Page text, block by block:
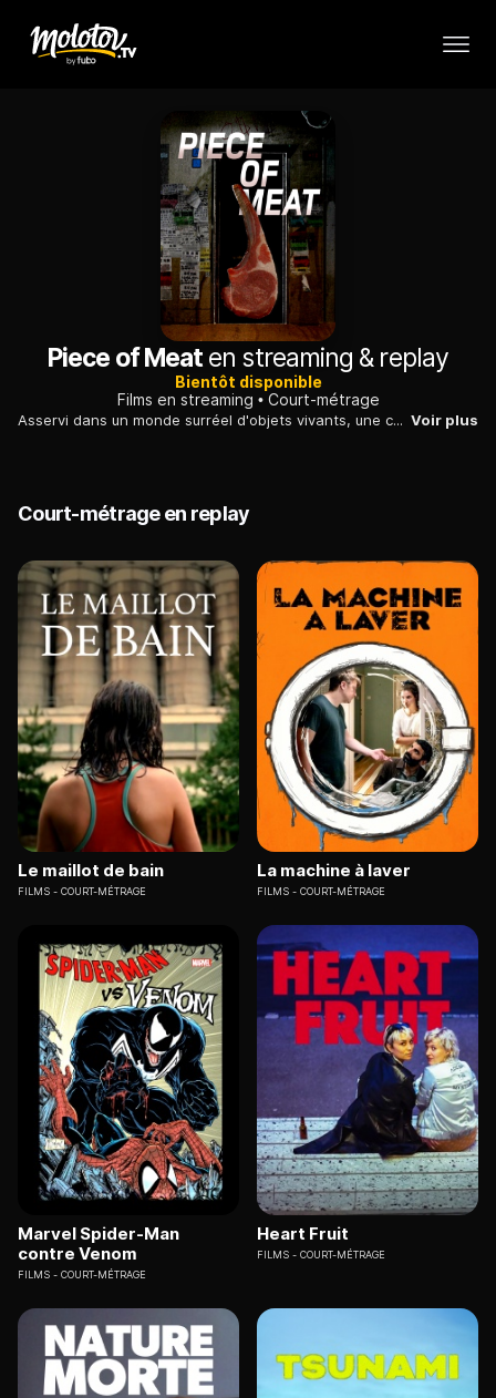
Piece of Meaten streaming & replay
Bientôt disponible
Films en streaming
Court-métrage
Asservi dans un monde surréel d'objets vivants, une côtelette d'agneau fait tout ce qu'elle peut pour joindre les deux bouts. Voir plus
Court-métrage en replay
Le maillot de bain
FILMS COURT-MÉTRAGE
La machine à laver
FILMS COURT-MÉTRAGE
Marvel Spider-Man
contre Venom
FILMS COURT-MÉTRAGE
Heart Fruit
FILMS COURT-MÉTRAGE